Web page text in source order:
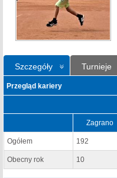
Szczegóły Turnieje
Przegląd kariery
Zagrano
Ogółem 192
Obecny rok 10